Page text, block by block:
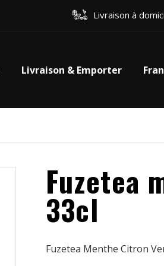
Livraison à
Livraison & Emporter
Fuzetea
33cl
Fuzetea Menthe Citron